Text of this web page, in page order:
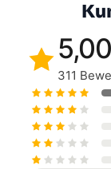
5,00
311